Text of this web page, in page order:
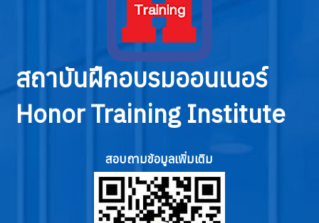
สถาบันฝึกอบรมออนเนอร์
Honor Training Institute
สอบถามข้อมูลเพิ่มเติม